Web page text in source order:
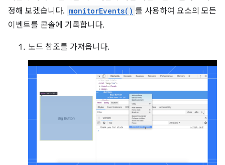
정해 보겠습니다. monitorEvents() 를 사용하여 요소의 모든
이벤트를 콘솔에 기록합니다.
노드 참조를 가져옵니다.